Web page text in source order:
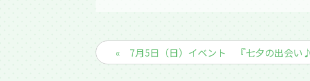
« 7月5日（日）イベント 『七夕の出会い♪